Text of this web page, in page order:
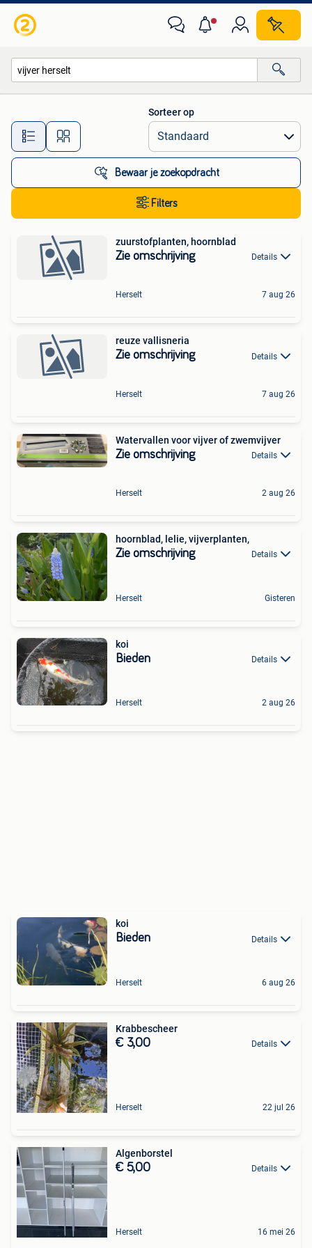
Alle afstanden…
Sorteer op
Bewaar je zoekopdracht
Filters
zuurstofplanten, hoornblad
Zie omschrijving Details
Herselt 7 aug 26
reuze vallisneria
Zie omschrijving Details
Herselt 7 aug 26
Watervallen voor vijver of zwemvijver
Zie omschrijving Details
Herselt 2 aug 26
hoornblad, lelie, vijverplanten,
Zie omschrijving Details
Herselt Gisteren
koi
Bieden Details
Herselt 2 aug 26
koi
Bieden Details
Herselt 6 aug 26
Krabbescheer
€ 3,00 Details
Herselt 22 jul 26
Algenborstel
€ 5,00 Details
Herselt 16 mei 26